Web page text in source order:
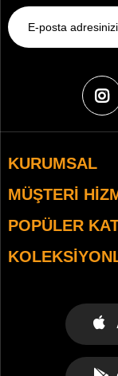
KURUMSAL
MÜŞTERI
POPÜLER